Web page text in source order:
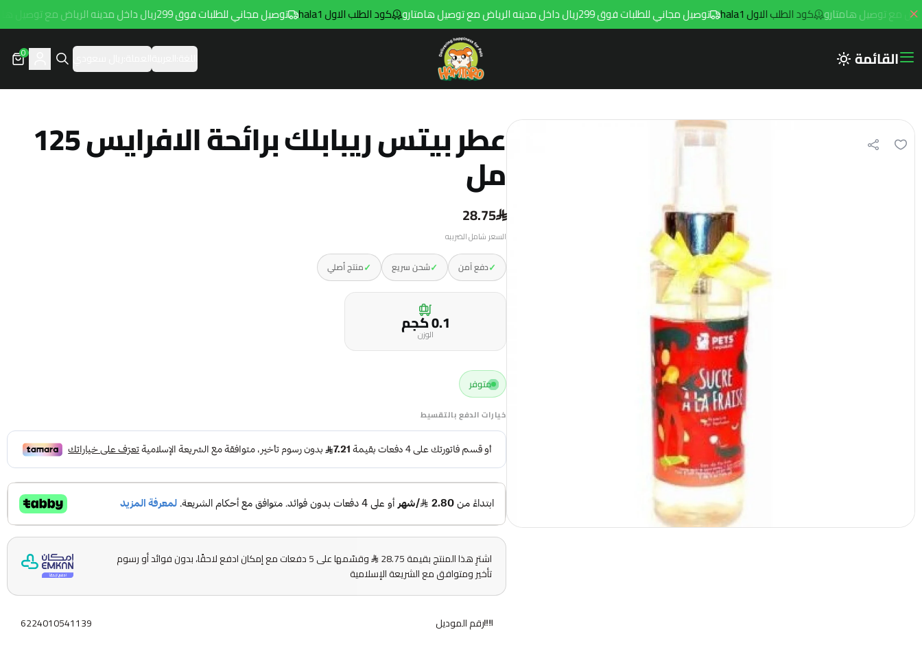
كود الطلب الاول hala1 توصيل مجاني للطلبات فوق 299ريال داخل مدينه الرياض مع توصيل هامتارو كود الطلب الاول hala1 توصيل مجاني للطلبات فوق 299ريال داخل مدينه الرياض مع توصيل هامتارو
القائمة Hamtaro
0
عطر بيتس ريبابلك برائحة الافرايس 125
مل
28.75
السعر شامل الضريبه
✓دفع آمن ✓شحن سريع ✓منتج أصلي
0.1 كجمالوزن
متوفر
خيارات الدفع بالتقسيط
اشترِ هذا المنتج بقيمة 28.75
وقسّمها على 5 دفعات مع إمكان ادفع لاحقًا، بدون فوائد أو رسوم
تأخير ومتوافق مع الشريعة الإسلامية
رقم الموديل 6224010541139